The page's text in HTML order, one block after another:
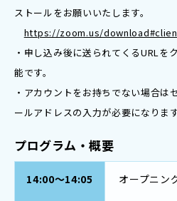
ストールをお願いいたします。
https://zoom.us/
・申し込み後に送られてくるURLを
能です。
・アカウントをお持ちでない場合は
ールアドレスの入力が必要になりま
プログラム・概要
14:00～14:05 オープニン